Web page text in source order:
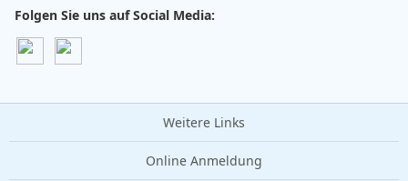
Folgen Sie uns auf Social Media:
Weitere Links
Online Anmeldung